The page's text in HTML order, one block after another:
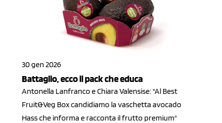
30 gen 2026
Battaglio, ecco il pack che educa
Antonella Lanfranco e Chiara Valensise: "Al Best
Fruit&Veg Box candidiamo la vaschetta avocado
Hass che informa e racconta il frutto premium"